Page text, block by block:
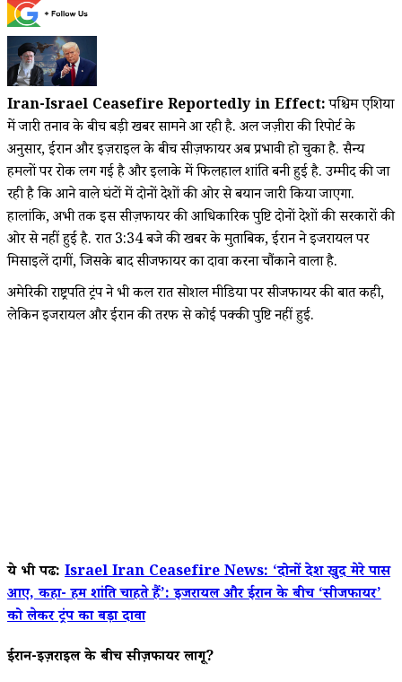
Iran-Israel Ceasefire Reportedly in Effect:पश्चिम एशिया
में जारी तनाव के बीच बड़ी खबर सामने आ रही है. अल जज़ीरा की रिपोर्ट के
अनुसार, ईरान और इज़राइल के बीच सीज़फायर अब प्रभावी हो चुका है. सैन्य
हमलों पर रोक लग गई है और इलाके में फिलहाल शांति बनी हुई है. उम्मीद की जा
रही है कि आने वाले घंटों में दोनों देशों की ओर से बयान जारी किया जाएगा.
हालांकि, अभी तक इस सीज़फायर की आधिकारिक पुष्टि दोनों देशों की सरकारों की
ओर से नहीं हुई है. रात 3:34 बजे की खबर के मुताबिक, ईरान ने इजरायल पर
मिसाइलें दागीं, जिसके बाद सीजफायर का दावा करना चौंकाने वाला है.
अमेरिकी राष्ट्रपति ट्रंप ने भी कल रात सोशल मीडिया पर सीजफायर की बात कही,
लेकिन इजरायल और ईरान की तरफ से कोई पक्की पुष्टि नहीं हुई.
ये भी पढें: Israel Iran Ceasefire News: ‘दोनों देश खुद मेरे पास
आए, कहा- हम शांति चाहते हैं’: इजरायल और ईरान के बीच ‘सीजफायर’
को लेकर ट्रंप का बड़ा दावा
ईरान-इज़राइल के बीच सीज़फायर लागू?